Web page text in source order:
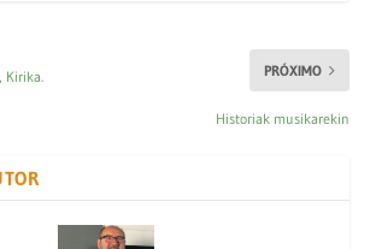
Kirika.
PRÓXIMO
Historiak musikarekin